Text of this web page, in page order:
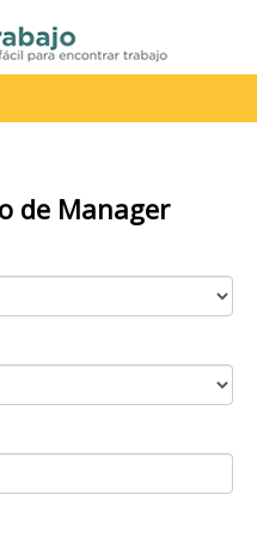
de Manager